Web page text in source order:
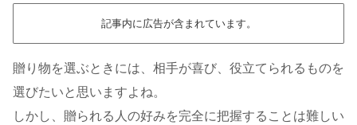
記事内に広告が含まれています。
贈り物を選ぶときには、相手が喜び、役立てられるものを
選びたいと思いますよね。
しかし、贈られる人の好みを完全に把握することは難しい